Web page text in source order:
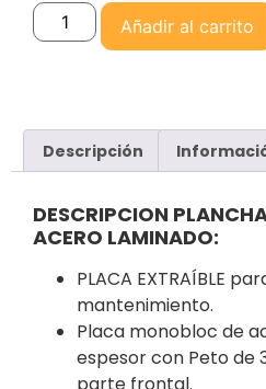
Añadir al carrito
Descripción
DESCRIPCION
ACERO LAMINADO:
PLACA EXTRAÍBLE
mantenimiento.
Placa monobloc de
espesor con Peto de
parte frontal.